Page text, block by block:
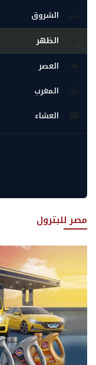
الشروق
الظهر
العصر
المغرب
العشاء
مصر للبترول